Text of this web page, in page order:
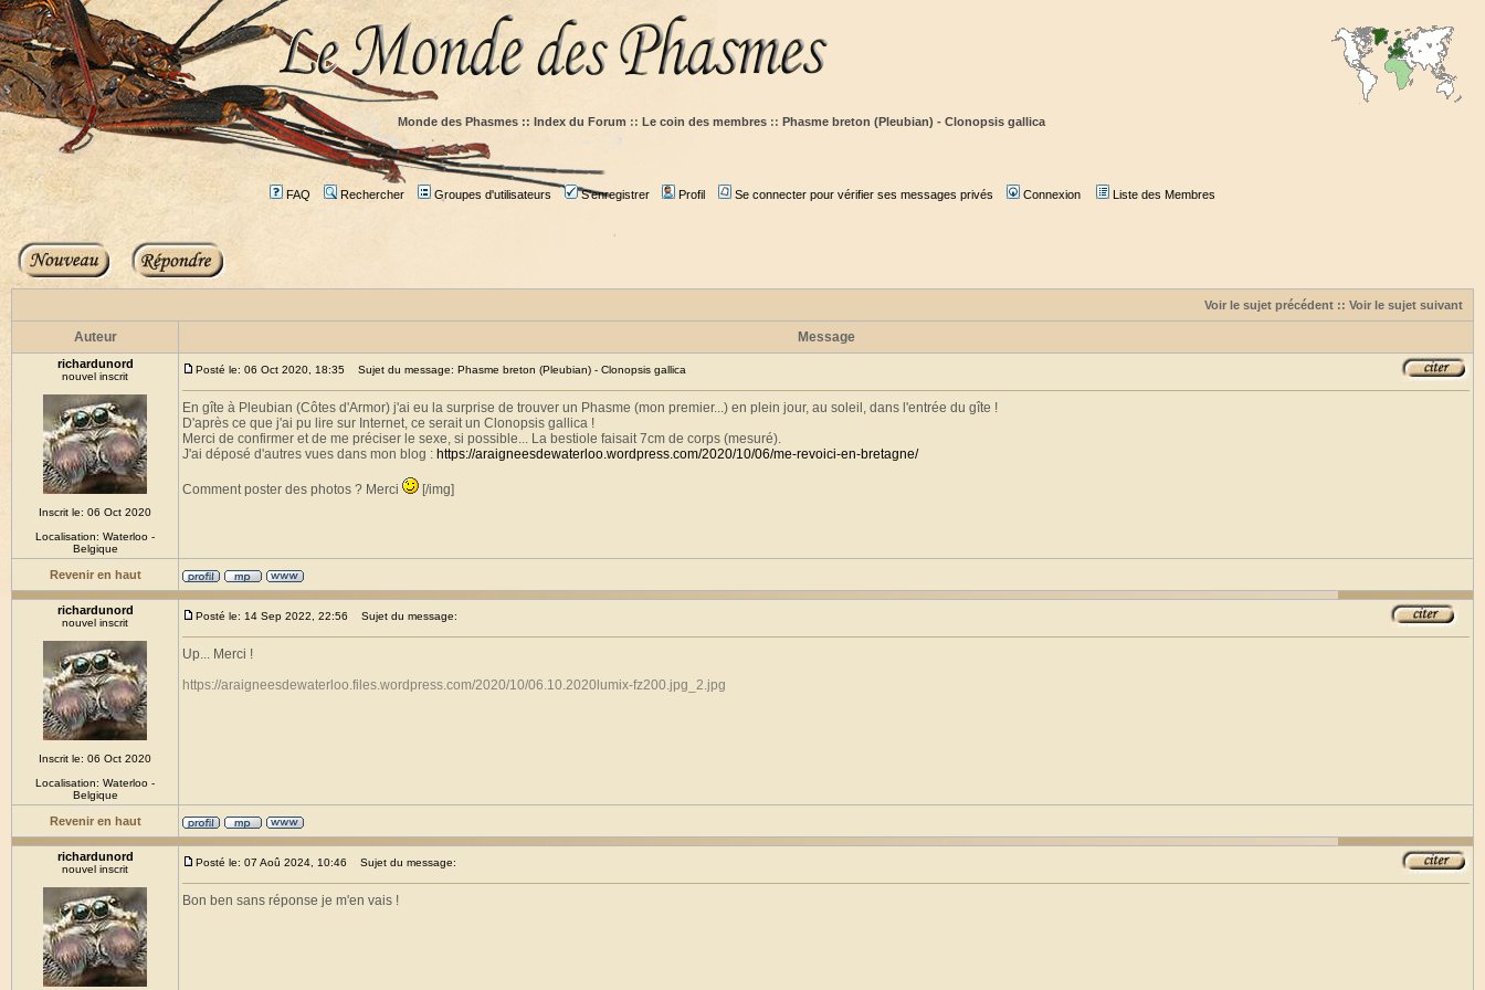
Monde des Phasmes :: Index du Forum :: Le coin des membres :: Phasme breton (Pleubian) - Clonopsis gallica
FAQ Rechercher Groupes d'utilisateurs S'enregistrer Profil Se connecter pour vérifier ses messages privés Connexion Liste des Membres
Voir le sujet précédent :: Voir le sujet suivant
Auteur Message
richardunord
nouvel inscrit
Inscrit le: 06 Oct 2020
Localisation: Waterloo -
Belgique
Posté le: 06 Oct 2020, 18:35 Sujet du message: Phasme breton (Pleubian) - Clonopsis gallica
En gîte à Pleubian (Côtes d'Armor) j'ai eu la surprise de trouver un Phasme (mon premier...) en plein jour, au soleil, dans l'entrée du gîte !
D'après ce que j'ai pu lire sur Internet, ce serait un Clonopsis gallica !
Merci de confirmer et de me préciser le sexe, si possible... La bestiole faisait 7cm de corps (mesuré).
J'ai déposé d'autres vues dans mon blog : https://araigneesdewaterloo.wordpress.com/2020/10/06/me-revoici-en-bretagne/
Comment poster des photos ? Merci [/img]
Revenir en haut
richardunord
nouvel inscrit
Inscrit le: 06 Oct 2020
Localisation: Waterloo -
Belgique
Posté le: 14 Sep 2022, 22:56 Sujet du message:
Up... Merci !
https://araigneesdewaterloo.files.wordpress.com/2020/10/06.10.2020lumix-fz200.jpg_2.jpg
Revenir en haut
richardunord
nouvel inscrit
Posté le: 07 Aoû 2024, 10:46 Sujet du message:
Bon ben sans réponse je m'en vais !